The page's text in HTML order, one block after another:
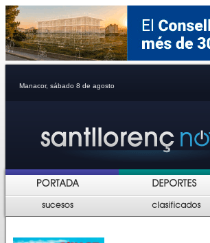
Manacor, sábado 8 de agosto